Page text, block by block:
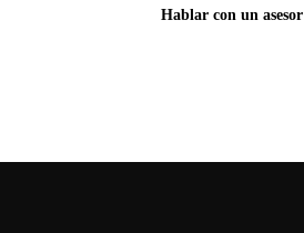
Hablar con un asesor